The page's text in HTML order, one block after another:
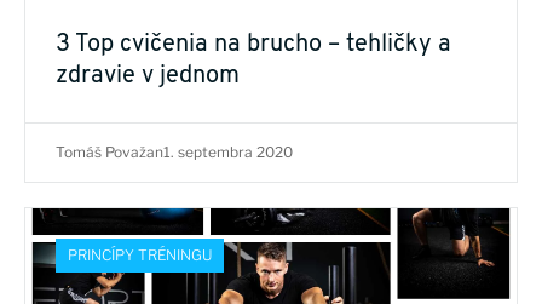
3 Top cvičenia na brucho – tehličky a
zdravie v jednom
Tomáš Považan1. septembra 2020
PRINCÍPY TRÉNINGU